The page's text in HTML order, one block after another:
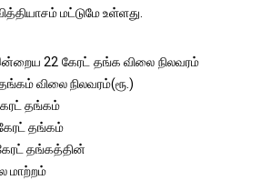
மட்டுமே உள்ளது.
22 கேரட் தங்க விலை நிலவரம்
தங்கம் விலை நிலவரம்(ரூ.)
தங்கம்
தங்கம்
தங்கத்தின்
மாற்றம்